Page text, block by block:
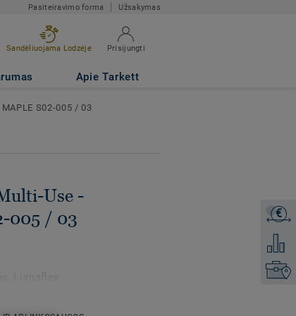
Pasiteiravimo forma Užsakymas
Sandėliuojama Lodzėje Prisijungti
Apie Tarkett
MAPLE
€
Pridėti
S02-005 / 03
Use -
005 / 03
Reference